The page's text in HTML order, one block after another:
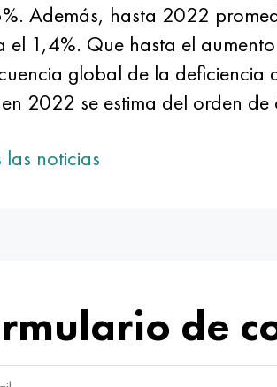
Además, hasta 2022
el 1,4%. Que hasta el
global de la
2022 se estima del orden
noticias
de